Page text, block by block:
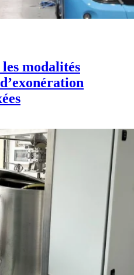
modalités